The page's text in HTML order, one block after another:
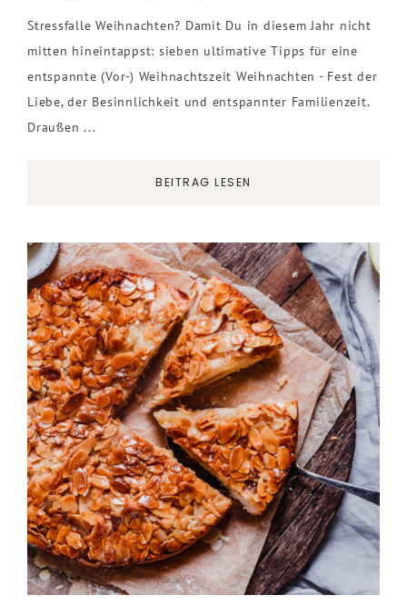
Stressfalle Weihnachten? Damit Du in diesem Jahr nicht
mitten hineintappst: sieben ultimative Tipps für eine
entspannte (Vor-) Weihnachtszeit Weihnachten - Fest der
Liebe, der Besinnlichkeit und entspannter Familienzeit.
Draußen ...
BEITRAG LESEN